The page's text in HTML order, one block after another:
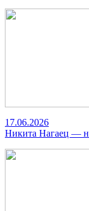
17.06.2026
Никита Нагаец —